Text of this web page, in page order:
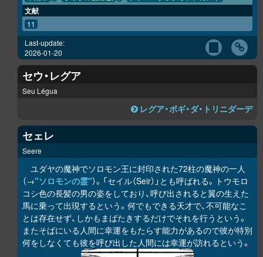
文献
11
Last-update:
2026-01-20
セウ・レグア
Seu Légua
レグア・ボギ・ダ・トリニダーデ
セェレ
Seere
ユダヤの魔神でソロモン王に封印された72柱の魔神の一人
（→"ソロモンの霊"）。「セイル（Seir）」とも呼ばれる。トウモロ
コシ色の長髪の男の姿をしており、呼び出されると翼の生えた
馬に乗って出現するという。何でもできる天才で、不可能なこ
とは存在せず、しかもまばたきするだけでそれを行うという。
またそばにいる人間に幸運をもたらす能力があるので彼が特別
何をしなくても彼を呼び出した人間には幸運が訪れるという。